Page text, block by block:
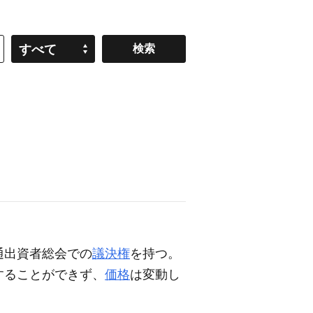
すべて
資者総会での議決権を持つ。
ことができず、 価格は変動し